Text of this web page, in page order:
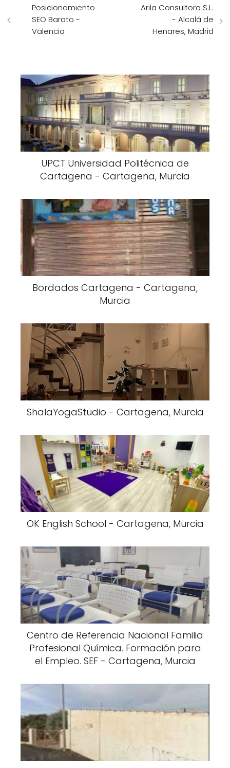
Posicionamiento
SEO Barato -
Valencia
Arila Consultora S.L.
- Alcalá de
Henares, Madrid
UPCT Universidad Politécnica de
Cartagena - Cartagena, Murcia
Bordados Cartagena - Cartagena,
Murcia
ShalaYogaStudio - Cartagena, Murcia
OK English School - Cartagena, Murcia
Centro de Referencia Nacional Familia
Profesional Química. Formación para
el Empleo. SEF - Cartagena, Murcia